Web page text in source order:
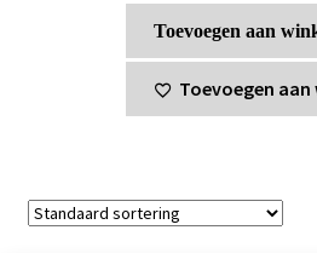
was:
Toevoegen aan
Toevoegen